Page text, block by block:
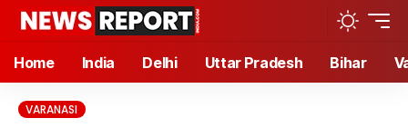
Home India Delhi Uttar Pradesh Bihar
VARANASI